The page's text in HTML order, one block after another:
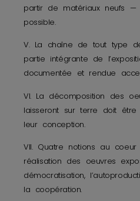
partir de matériaux neufs
possible.
V. La chaîne de tout type
partie intégrante de
documentée et rendue
VI. La décomposition des
laisseront sur terre doit
leur conception.
VII. Quatre notions au
réalisation des oeuvres
démocratisation,
la coopération.